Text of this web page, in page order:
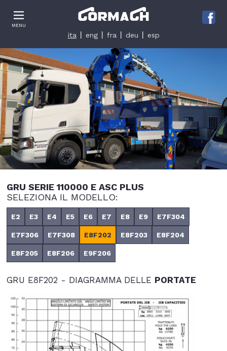
MENU
ita eng fra deu esp
GRU SERIE 110000 E ASC PLUS
SELEZIONA IL MODELLO:
E2 E3 E4 E5 E6 E7 E8 E9 E7F304
E7F306 E7F308 E8F202 E8F203 E8F204
E8F205 E8F206 E9F206
GRU E8F202 - DIAGRAMMA DELLE PORTATE
Informativa sulla raccolta
Le tue preferenze relative alla privacy